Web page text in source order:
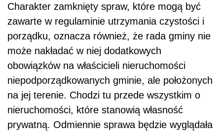
Charakter zamknięty spraw, które mogą być
zawarte w regulaminie utrzymania czystości i
porządku, oznacza również, że rada gminy nie
może nakładać w niej dodatkowych
obowiązków na właścicieli nieruchomości
niepodporządkowanych gminie, ale położonych
na jej terenie. Chodzi tu przede wszystkim o
nieruchomości, które stanowią własność
prywatną. Odmiennie sprawa będzie wyglądała